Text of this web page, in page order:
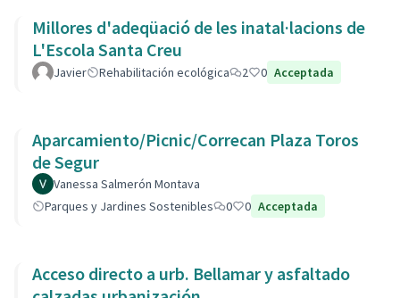
Millores d'adeqüació de les inatal·lacions de
L'Escola Santa Creu
Javier Rehabilitación ecológica 2 0 Acceptada
Aparcamiento/Picnic/Correcan Plaza Toros
de Segur
Vanessa Salmerón Montava
Parques y Jardines Sostenibles
0 0 Acceptada
Acceso directo a urb. Bellamar y asfaltado